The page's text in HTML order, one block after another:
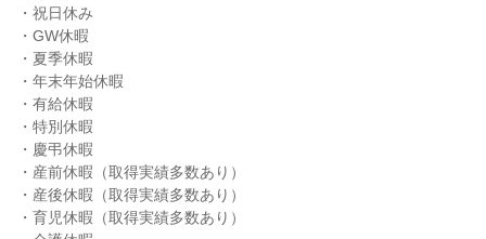
・祝日休み
・GW休暇
・夏季休暇
・年末年始休暇
・有給休暇
・特別休暇
・慶弔休暇
・産前休暇（取得実績多数あり）
・産後休暇（取得実績多数あり）
・育児休暇（取得実績多数あり）